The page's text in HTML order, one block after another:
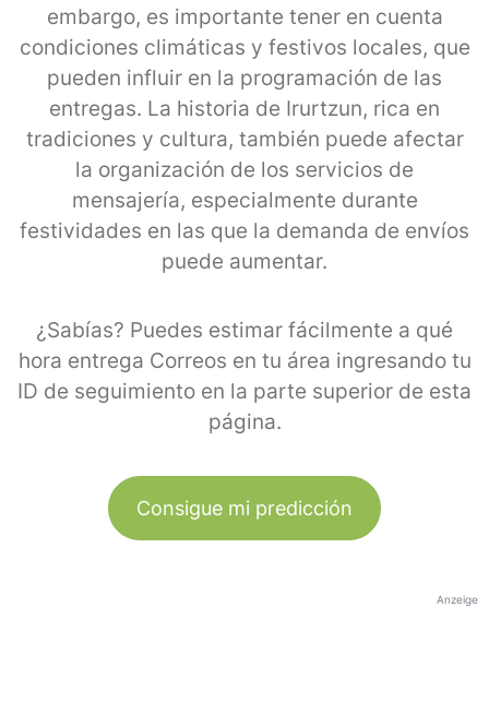
embargo, es importante tener en cuenta
condiciones climáticas y festivos locales, que
pueden influir en la programación de las
entregas. La historia de Irurtzun, rica en
tradiciones y cultura, también puede afectar
la organización de los servicios de
mensajería, especialmente durante
festividades en las que la demanda de envíos
puede aumentar.
¿Sabías? Puedes estimar fácilmente a qué
hora entrega Correos en tu área ingresando tu
ID de seguimiento en la parte superior de esta
página.
Consigue mi predicción
Anzeige